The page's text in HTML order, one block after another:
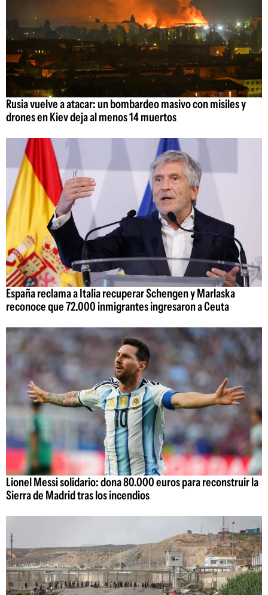
Rusia vuelve a atacar: un bombardeo masivo con misiles y
drones en Kiev deja al menos 14 muertos
España reclama a Italia recuperar Schengen y Marlaska
reconoce que 72.000 inmigrantes ingresaron a Ceuta
Lionel Messi solidario: dona 80.000 euros para reconstruir la
Sierra de Madrid tras los incendios